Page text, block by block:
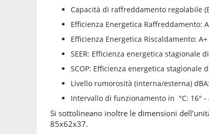
Capacità di raffreddamento regolabile
Efficienza Energetica Raffreddamento:
Efficienza Energetica Riscaldamento: A+
SEER: Efficienza energetica stagionale
SCOP: Efficienza energetica stagionale
Livello rumorosità (interna/esterna)
Intervallo di funzionamento in °C: 16° -
Si sottolineano inoltre le dimensioni
85x62x37.